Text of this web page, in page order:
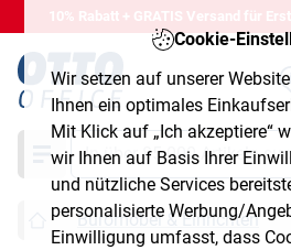
Cookie-
Wir setzen auf unserer
Ihnen ein optimales
Mit Klick auf „Ich akzeptiere“
wir Ihnen auf Basis Ihrer
und nützliche Services
personalisierte Werbung/
Einwilligung umfasst, dass
10% Rabatt + GRATIS Versand für
Suche
Büromöbel & Einrichten